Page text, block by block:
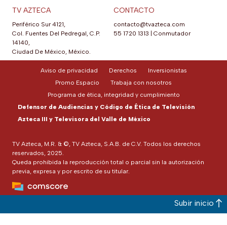
TV AZTECA
Periférico Sur 4121,
Col. Fuentes Del Pedregal, C.P.
14140,
Ciudad De México, México.
CONTACTO
contacto@tvazteca.com
55 1720 1313
Conmutador
TV Azteca, M.R. & ©, TV Azteca, S.A.B. de C.V. Todos los derechos
reservados, 2025.
Queda prohibida la reproducción total o parcial sin la autorización
previa, expresa y por escrito de su titular.
Aviso de privacidad Derechos
Inversionistas
Promo Espacio
Trabaja con nosotros
Programa de ética, integridad y cumplimiento
Defensor de Audiencias y Código de Ética de Televisión
Azteca III y Televisora del Valle de México
Subir inicio